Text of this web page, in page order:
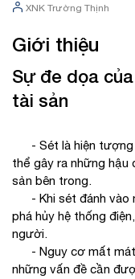
XNK Trường Thịnh
Giới thiệu
Sự đe dọa
tài sản
- Sét là hiện tượng
thể gây ra những hậu
sản bên trong.
- Khi sét đánh vào
phá hủy hệ thống
người.
- Nguy cơ mất mát
những vấn đề cần